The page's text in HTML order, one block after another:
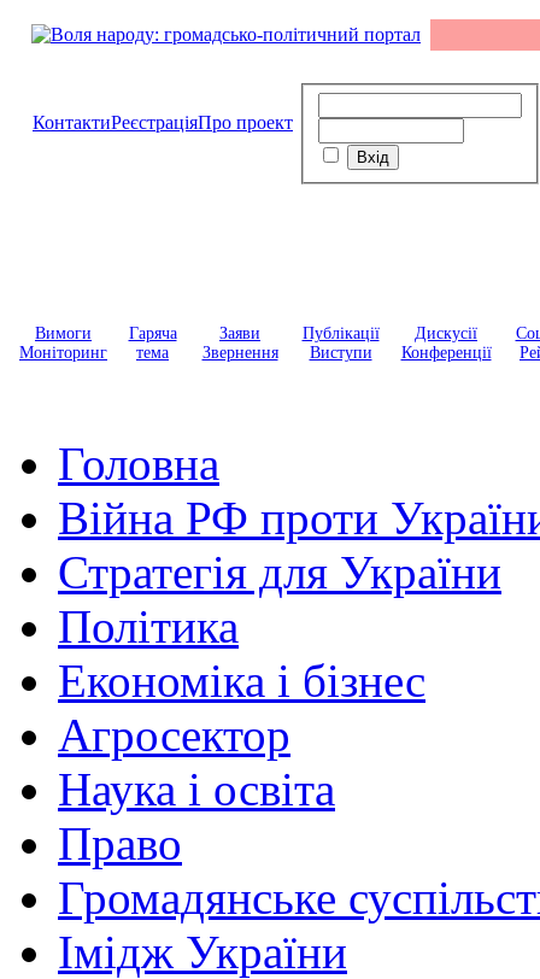
КонтактиРеєстраціяПро проект
Вимоги
Моніторинг
Гаряча
тема
Заяви
Звернення
Публікації
Виступи
Дискусії
Конференції
Головна
Війна РФ проти
Стратегія для України
Політика
Економіка і бізнес
Агросектор
Наука і освіта
Право
Громадянське
Імідж України